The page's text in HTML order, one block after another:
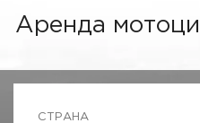
Аренда
СТРАНА